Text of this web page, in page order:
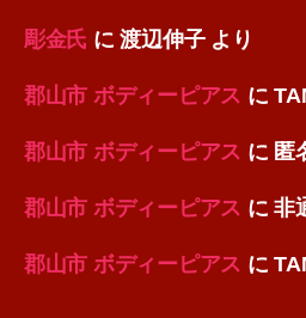
彫金氏 に渡辺伸子より
郡山市 ボディーピアス に
郡山市 ボディーピアス に 匿
郡山市 ボディーピアス に非
郡山市 ボディーピアス に